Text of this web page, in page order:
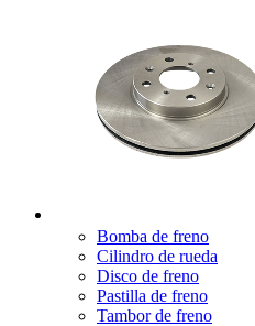
Bomba de freno
Cilindro de rueda
Disco de freno
Pastilla de freno
Tambor de freno